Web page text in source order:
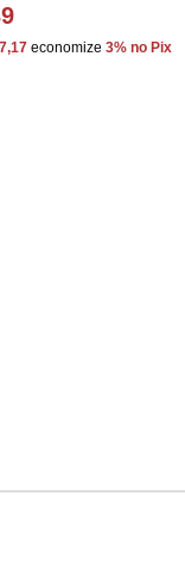
economize 3% no Pix